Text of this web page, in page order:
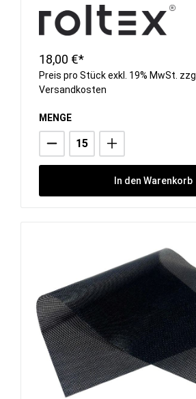
18,00 €*
Preis pro Stück exkl. 19% MwSt. zzgl.
Versandkosten
MENGE
In den Warenkorb